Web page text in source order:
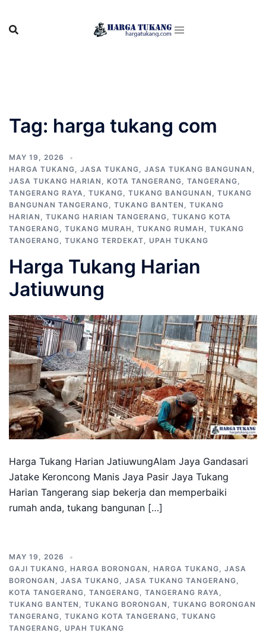
content
Tag: harga tukang com
MAY 19, 2026
HARGA TUKANG, JASA TUKANG, JASA TUKANG BANGUNAN ,
JASA TUKANG HARIAN , KOTA TANGERANG, TANGERANG,
TANGERANG RAYA, TUKANG, TUKANG BANGUNAN , TUKANG
BANGUNAN TANGERANG, TUKANG BANTEN , TUKANG
HARIAN , TUKANG HARIAN TANGERANG, TUKANG KOTA
TANGERANG, TUKANG MURAH , TUKANG RUMAH , TUKANG
TANGERANG, TUKANG TERDEKAT, UPAH TUKANG
Harga Tukang Harian
Jatiuwung
Harga Tukang Harian JatiuwungAlam Jaya Gandasari
Jatake Keroncong Manis Jaya Pasir Jaya Tukang
Harian Tangerang siap bekerja dan memperbaiki
rumah anda, tukang bangunan […]
MAY 19, 2026
GAJI TUKANG, HARGA BORONGAN , HARGA TUKANG, JASA
BORONGAN , JASA TUKANG, JASA TUKANG TANGERANG,
KOTA TANGERANG, TANGERANG, TANGERANG RAYA,
TUKANG BANTEN , TUKANG BORONGAN , TUKANG BORONGAN
TANGERANG, TUKANG KOTA TANGERANG, TUKANG
TANGERANG, UPAH TUKANG